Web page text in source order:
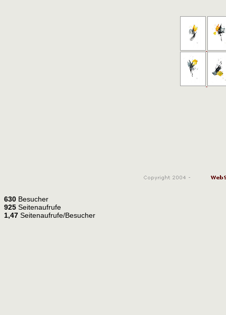
630 Besucher
925 Seitenaufrufe
1,47 Seitenaufrufe/Besucher